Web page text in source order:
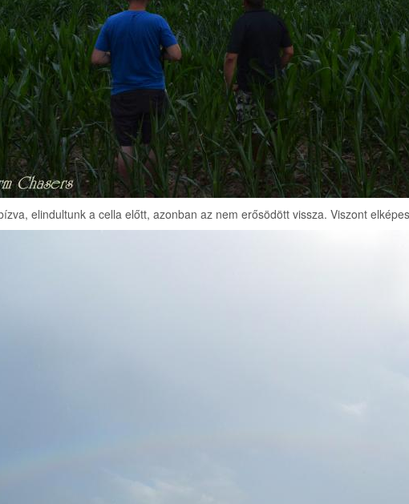
elindultunk a cella előtt, azonban az nem erősödött vissza. Viszont